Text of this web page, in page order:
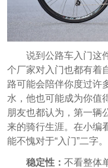
说到公路车入门这
个厂家对入门也都有着
路可能会陪伴你度过许
水，他也可能成为你值
朋友也都认为，第一辆
来的骑行生涯。在小编
能不愧对于“入门”二字。
稳定性： 不看整体